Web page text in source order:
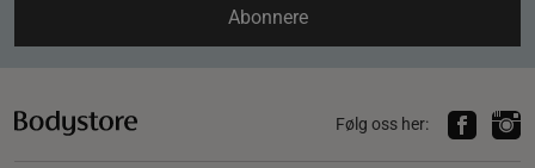
Abonnere
Følg oss her: